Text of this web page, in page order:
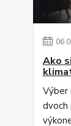
06.
Ako
Výber
dvoch